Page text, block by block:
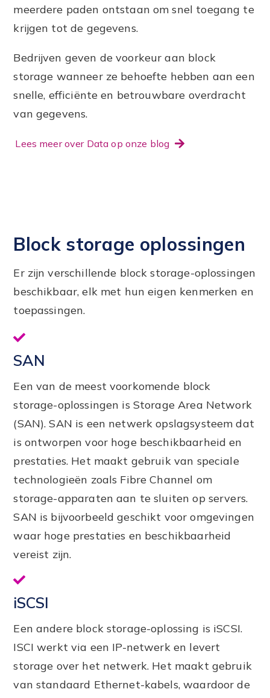
meerdere paden ontstaan om snel toegang te
krijgen tot de gegevens.
Bedrijven geven de voorkeur aan block
storage wanneer ze behoefte hebben aan een
snelle, efficiënte en betrouwbare overdracht
van gegevens.
Lees meer over Data op onze blog
Block storage oplossingen
Er zijn verschillende block storage-oplossingen
beschikbaar, elk met hun eigen kenmerken en
toepassingen.
SAN
Een van de meest voorkomende block
storage-oplossingen is Storage Area Network
(SAN). SAN is een netwerk opslagsysteem dat
is ontworpen voor hoge beschikbaarheid en
prestaties. Het maakt gebruik van speciale
technologieën zoals Fibre Channel om
storage-apparaten aan te sluiten op servers.
SAN is bijvoorbeeld geschikt voor omgevingen
waar hoge prestaties en beschikbaarheid
vereist zijn.
iSCSI
Een andere block storage-oplossing is iSCSI.
ISCI werkt via een IP-netwerk en levert
storage over het netwerk. Het maakt gebruik
van standaard Ethernet-kabels, waardoor de